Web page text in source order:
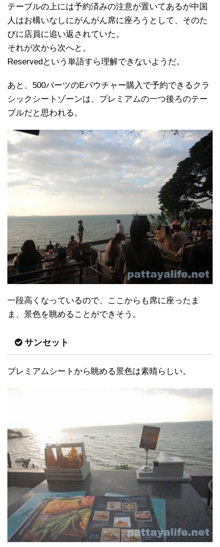
テーブルの上には予約済みの注意が置いてあるが中国
人はお構いなしにがんがん席に座ろうとして、そのた
びに店員に追い返されていた。
それが次から次へと。
Reservedという単語すら理解できないようだ。
あと、500バーツのEバウチャー購入で予約できるクラ
シックシートゾーンは、プレミアムの一つ後ろのテー
ブルだと思われる。
一段高くなっているので、ここからも席に座ったま
ま、景色を眺めることができそう。
サンセット
プレミアムシートから眺める景色は素晴らしい。